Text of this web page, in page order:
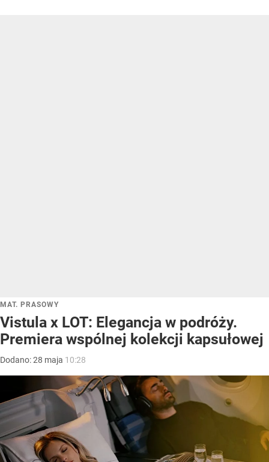
MAT. PRASOWY
Vistula x LOT: Elegancja w podróży.
Premiera wspólnej kolekcji kapsułowej
Dodano:28 maja 10:28